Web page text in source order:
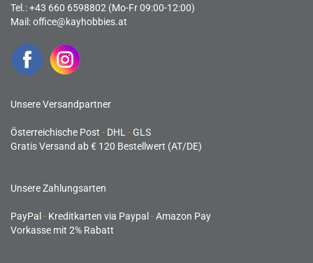
Tel.: +43 660 6598802 (Mo-Fr 09:00-12:00)
Mail:office@kayhobbies.at
Unsere Versandpartner
Österreichische Post - DHL -GLS
Gratis Versand ab € 120 Bestellwert (AT/DE)
Unsere Zahlungsarten
PayPal - Kreditkarten via Paypal -Amazon Pay
Vorkasse mit 2% Rabatt